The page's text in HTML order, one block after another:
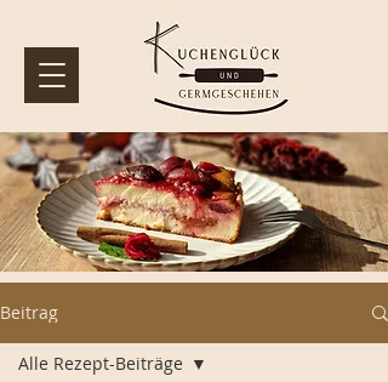
Beitrag
Alle Rezept-Beiträge